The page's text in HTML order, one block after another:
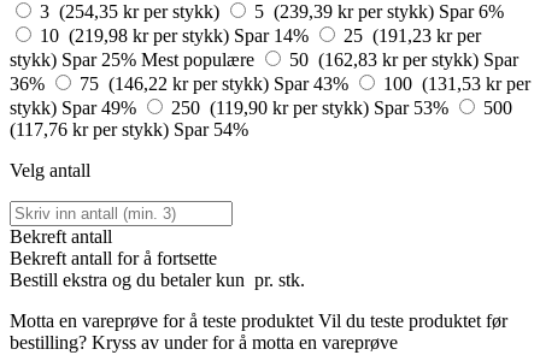
3 (254,35 kr per stykk)
5 (239,39 kr per stykk) Spar 6%
10 (219,98 kr per stykk) Spar 14%
25 (191,23 kr per
stykk) Spar 25% Mest populære 50 (162,83 kr per stykk) Spar
36%
75 (146,22 kr per stykk) Spar 43%
100 (131,53 kr per
stykk) Spar 49% 250 (119,90 kr per stykk) Spar 53%
500
(117,76 kr per stykk) Spar 54%
Velg antall
Bekreft antall
Bekreft antall for å fortsette
Bestill ekstra og du betaler kun pr. stk.
Motta en vareprøve for å teste produktetVil du teste produktet før
bestilling? Kryss av under for å motta en vareprøve